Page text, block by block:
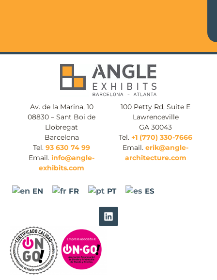
Av. de la Marina, 10
08830 – Sant Boi de
Llobregat
Barcelona
Tel. 93 630 74 99
Email. info@angle-
exhibits.com
100 Petty Rd, Suite E
Lawrenceville
GA 30043
Tel. +1 (770) 330-7666
Email. erik@angle-
architecture.com
EN FR PT ES